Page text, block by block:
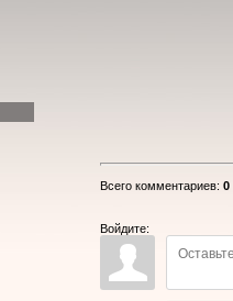
Всего комментариев: 0
Войдите: